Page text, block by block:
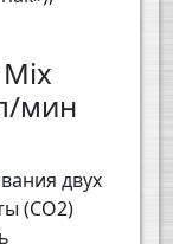
мин
двух
(СО2)